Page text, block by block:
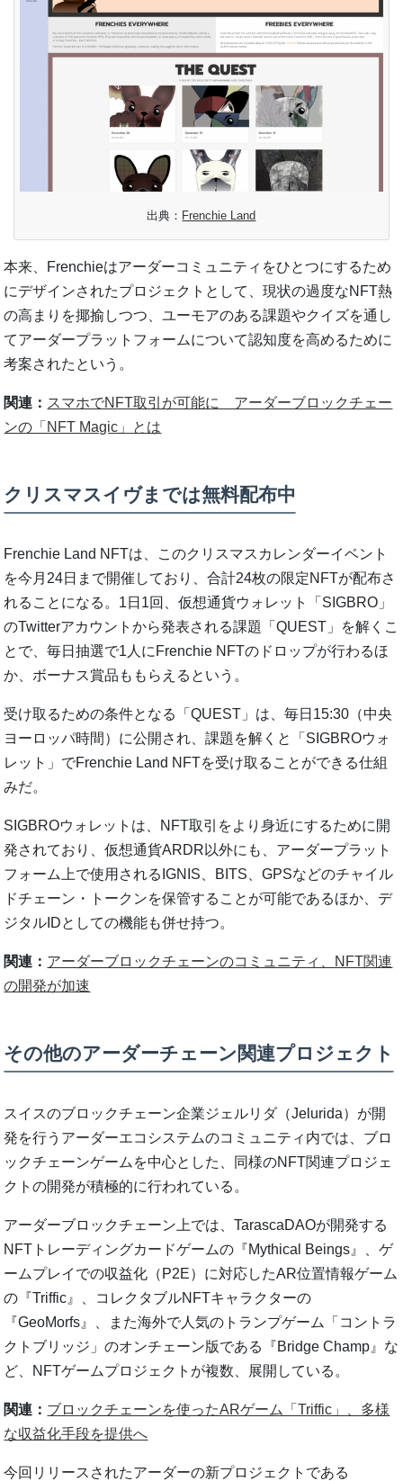
出典： Frenchie Land
本来、Frenchieはアーダーコミュニティをひとつにするため
にデザインされたプロジェクトとして、現状の過度なNFT熱
の高まりを揶揄しつつ、ユーモアのある課題やクイズを通し
てアーダープラットフォームについて認知度を高めるために
考案されたという。
関連： スマホでNFT取引が可能に アーダーブロックチェー
ンの「NFT Magic」とは
クリスマスイヴまでは無料配布中
Frenchie Land NFTは、このクリスマスカレンダーイベント
を今月24日まで開催しており、合計24枚の限定NFTが配布さ
れることになる。1日1回、仮想通貨ウォレット「SIGBRO」
のTwitterアカウントから発表される課題「QUEST」を解くこ
とで、毎日抽選で1人にFrenchie NFTのドロップが行わるほ
か、ボーナス賞品ももらえるという。
受け取るための条件となる「QUEST」は、毎日15:30（中央
ヨーロッパ時間）に公開され、課題を解くと「SIGBROウォ
レット」でFrenchie Land NFTを受け取ることができる仕組
みだ。
SIGBROウォレットは、NFT取引をより身近にするために開
発されており、仮想通貨ARDR以外にも、アーダープラット
フォーム上で使用されるIGNIS、BITS、GPSなどのチャイル
ドチェーン・トークンを保管することが可能であるほか、デ
ジタルIDとしての機能も併せ持つ。
関連： アーダーブロックチェーンのコミュニティ、NFT関連
の開発が加速
その他のアーダーチェーン関連プロジェクト
スイスのブロックチェーン企業ジェルリダ（Jelurida）が開
発を行うアーダーエコシステムのコミュニティ内では、ブロ
ックチェーンゲームを中心とした、同様のNFT関連プロジェ
クトの開発が積極的に行われている。
アーダーブロックチェーン上では、TarascaDAOが開発する
NFTトレーディングカードゲームの『Mythical Beings』、ゲ
ームプレイでの収益化（P2E）に対応したAR位置情報ゲーム
の『Triffic』、コレクタブルNFTキャラクターの
『GeoMorfs』、また海外で人気のトランプゲーム「コントラ
クトブリッジ」のオンチェーン版である『Bridge Champ』な
ど、NFTゲームプロジェクトが複数、展開している。
関連： ブロックチェーンを使ったARゲーム「Triffic」、多様
な収益化手段を提供へ
今回リリースされたアーダーの新プロジェクトである